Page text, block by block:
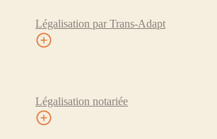
Légalisation par Trans-Adapt
Légalisation notariée